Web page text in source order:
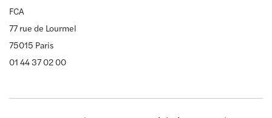
FCA
77 rue de Lourmel
75015 Paris
01 44 37 02 00